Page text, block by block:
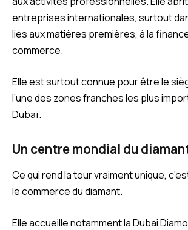
entreprises internationales, surtout
liés aux matières premières, à la
commerce.
Elle est surtout connue pour être le
l’une des zones franches les plus
Dubaï.
Un centre mondial du
Ce qui rend la tour vraiment unique,
le commerce du diamant.
Elle accueille notamment la Dubai